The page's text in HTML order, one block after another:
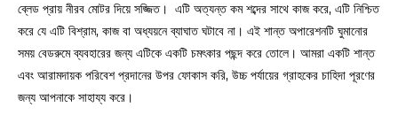
ব্লেড প্রায় নীরব মোটর দিয়ে সজ্জিত। এটি অত্যন্ত কম শব্দের সাথে কাজ করে, এটি নিশ্চিত
করে যে এটি বিশ্রাম, কাজ বা অধ্যয়নে ব্যাঘাত ঘটাবে না। এই শান্ত অপারেশনটি ঘুমানোর
সময় বেডরুমে ব্যবহারের জন্য এটিকে একটি চমৎকার পছন্দ করে তোলে। আমরা একটি শান্ত
এবং আরামদায়ক পরিবেশ প্রদানের উপর ফোকাস করি, উচ্চ পর্যায়ের গ্রাহকের চাহিদা পূরণের
জন্য আপনাকে সাহায্য করে।